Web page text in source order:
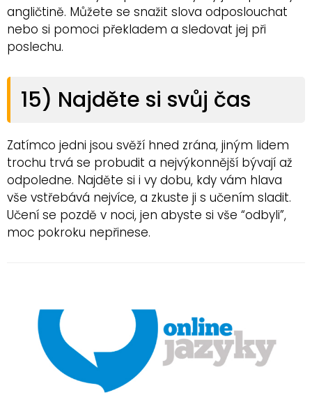
angličtině. Můžete se snažit slova odposlouchat
nebo si pomoci překladem a sledovat jej při
poslechu.
15) Najděte si svůj čas
Zatímco jedni jsou svěží hned zrána, jiným lidem
trochu trvá se probudit a nejvýkonnější bývají až
odpoledne. Najděte si i vy dobu, kdy vám hlava
vše vstřebává nejvíce, a zkuste ji s učením sladit.
Učení se pozdě v noci, jen abyste si vše “odbyli”,
moc pokroku nepřinese.